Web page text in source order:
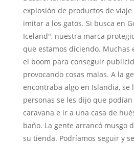
explosión de productos de viaje
imitar a los gatos. Si busca en
Iceland", nuestra marca
que estamos diciendo. Muchas
el boom para conseguir
provocando cosas malas. A la
encontraba algo en Islandia, se
personas se les dijo que
caravana e ir a una casa de
baño. La gente arrancó musgo
su tienda. Podríamos seguir y